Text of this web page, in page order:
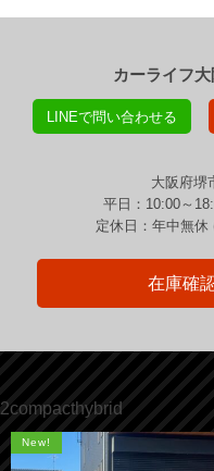
カーライフ
LINEで問い合わせる
大阪府堺
平日：10:00～
定休日：年中無
在庫確
2compacthybrid
New!